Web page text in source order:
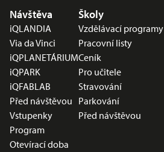
Nabídka v zápatí
Návštěva
iQLANDIA
Via da Vinci
iQPLANETÁRIUM
iQPARK
iQFABLAB
Před návštěvou
Vstupenky
Program
Otevírací doba
Školy
Vzdělávací programy
Pracovní listy
Ceník
Pro učitele
Stravování
Parkování
Před návštěvou